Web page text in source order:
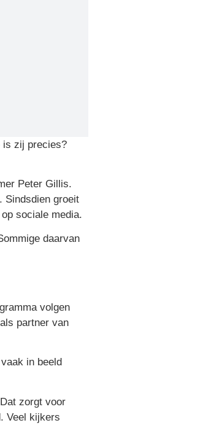
is zij precies?
Peter Gillis.
Sindsdien groeit
sociale media.
daarvan
volgen
partner van
in beeld
zorgt voor
Veel kijkers